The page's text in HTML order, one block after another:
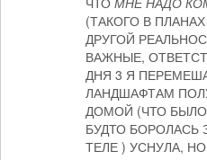
(ТАКОГО В
ДРУГОЙ
ВАЖНЫЕ,
ДНЯ 3 Я
ЛАНДШАФТАМ
ДОМОЙ (ЧТО
БУДТО БОРОЛАСЬ
ТЕЛЕ ) УСНУЛА,